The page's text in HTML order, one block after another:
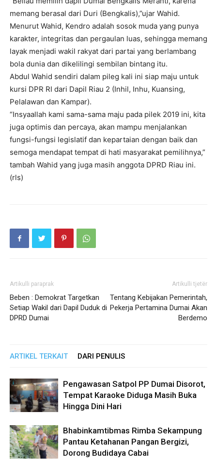
memang berasal dari Duri (Bengkalis),”ujar Wahid.
Menurut Wahid, Kendro adalah sosok muda yang punya
karakter, integritas dan pergaulan luas, sehingga memang
layak menjadi wakil rakyat dari partai yang berlambang
bola dunia dan dikelilingi sembilan bintang itu.
Abdul Wahid sendiri dalam pileg kali ini siap maju untuk
kursi DPR RI dari Dapil Riau 2 (Inhil, Inhu, Kuansing,
Pelalawan dan Kampar).
“Insyaallah kami sama-sama maju pada pilek 2019 ini, kita
juga optimis dan percaya, akan mampu menjalankan
fungsi-fungsi legislatif dan kepartaian dengan baik dan
semoga mendapat tempat di hati masyarakat pemilihnya,”
tambah Wahid yang juga masih anggota DPRD Riau ini.
(rls)
Artikulli paraprak
Beben : Demokrat Targetkan
Setiap Wakil dari Dapil Duduk di
DPRD Dumai
Artikulli tjetër
Tentang Kebijakan Pemerintah,
Pekerja Pertamina Dumai Akan
Berdemo
ARTIKEL TERKAIT DARI PENULIS
Pengawasan Satpol PP Dumai Disorot,
Tempat Karaoke Diduga Masih Buka
Hingga Dini Hari
Bhabinkamtibmas Rimba Sekampung
Pantau Ketahanan Pangan Bergizi,
Dorong Budidaya Cabai